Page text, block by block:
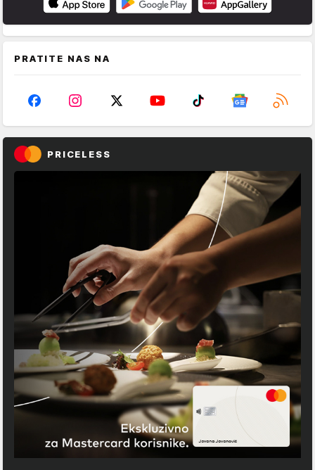
PRATITE NAS NA
PRICELESS